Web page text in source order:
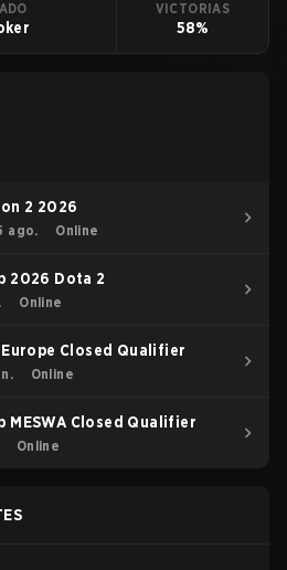
VICTORIAS
58%
2 2026
ago. Online
2026 Dota 2
Online
Closed Qualifier
Online
MESWA Closed Qualifier
Online